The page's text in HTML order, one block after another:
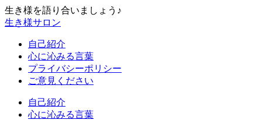
生き様を語り合いましょう♪
生き様サロン
自己紹介
心に沁みる言葉
プライバシーポリシー
ご意見ください
自己紹介
心に沁みる言葉